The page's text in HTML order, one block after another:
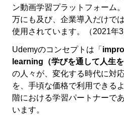
ン動画学習プラットフォーム
万にも及び、企業導入だけで
使用されています。（2021年3
Udemyのコンセプトは「
learning（学びを通して人生を
の人々が、変化する時代に対
を、手頃な価格で利用できる
階における学習パートナーで
います。